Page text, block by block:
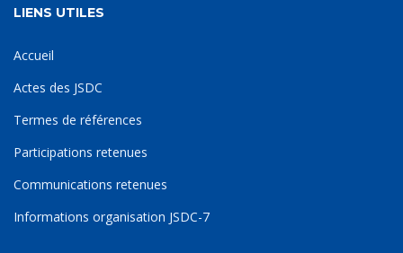
LIENS UTILES
Accueil
Actes des JSDC
Termes de références
Participations retenues
Communications retenues
Informations organisation JSDC-7